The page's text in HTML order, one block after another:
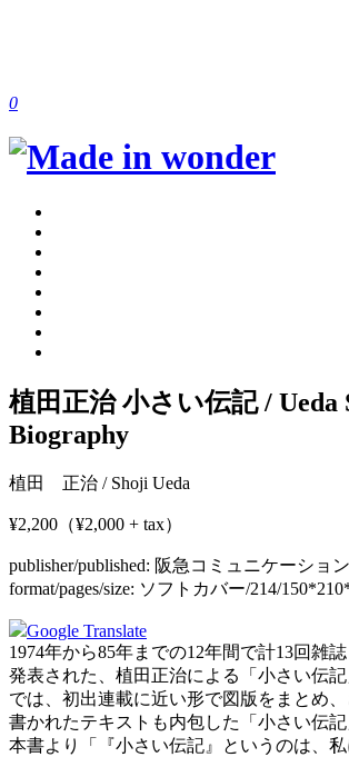
0
植田正治 小さい伝記 / Ueda
Biography
植田 正治 / Shoji Ueda
¥2,200（¥2,000 + tax）
publisher/published: 阪急コミュニケーショ
format/pages/size: ソフトカバー/214/
Google Translate
1974年から85年までの12年間で計13回雑
発表された、植田正治による「小さい伝
では、初出連載に近い形で図版をまとめ
書かれたテキストも内包した「小さい伝記
本書より「『小さい伝記』というのは、